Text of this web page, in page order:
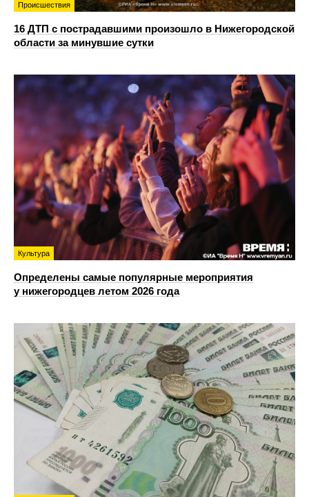
Происшествия
16 ДТП с пострадавшими произошло в Нижегородской
области за минувшие сутки
Культура
Определены самые популярные мероприятия
у нижегородцев летом 2026 года